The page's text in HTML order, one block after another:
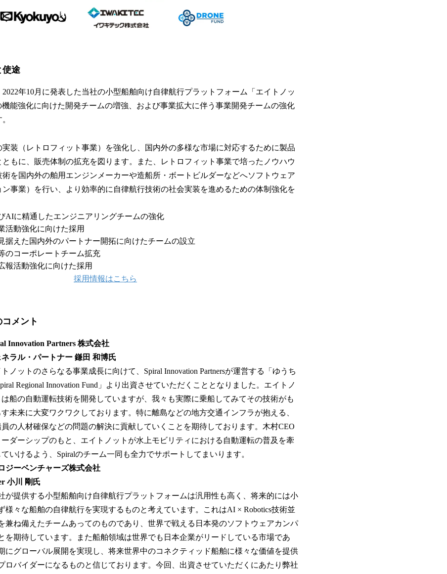
使途
年10月に発表した当社の小型船舶向け自律航行プラットフォーム「エイトノッ
機能強化に向けた開発チームの増強、および事業拡大に伴う事業開発チームの強化
実装（レトロフィット事業）を強化し、国内外の多様な市場に対応するために製品
もに、販売体制の拡充を図ります。また、レトロフィット事業で培ったノウハウ
術を国内外の舶用エンジンメーカーや造船所・ボートビルダーなどへソフトウェア
事業）を行い、より効率的に自律航行技術の社会実装を進めるための体制強化を
AIに精通したエンジニアリングチームの強化
活動強化に向けた採用
据えた国内外のパートナー開拓に向けたチームの設立
のコーポレートチーム拡充
報活動強化に向けた採用
採用情報はこちら
メント
Innovation Partners 株式会社
ネラル・パートナー 鎌田 和博氏
ノットのさらなる事業成長に向けて、Spiral Innovation Partnersが運営する「ゆうち
Regional Innovation Fund」より出資させていただくこととなりました。エイトノ
は船の自動運転技術を開発していますが、我々も実際に乗船してみてその技術がも
す未来に大変ワクワクしております。特に離島などの地方交通インフラが抱える、
の人材確保などの問題の解決に貢献していくことを期待しております。木村CEO
ダーシップのもと、エイトノットが水上モビリティにおける自動運転の普及を牽
いけるよう、Spiralのチーム一同も全力でサポートしてまいります。
ジーベンチャーズ株式会社
小川 剛氏
が提供する小型船舶向け自律航行プラットフォームは汎用性も高く、将来的には小
様々な船舶の自律航行を実現するものと考えています。これはAI × Robotics技術並
兼ね備えたチームあってのものであり、世界で戦える日本発のソフトウェアカンパ
を期待しています。また船舶領域は世界でも日本企業がリードしている市場であ
にグローバル展開を実現し、将来世界中のコネクティッド船舶に様々な価値を提供
ロバイダーになるものと信じております。今回、出資させていただくにあたり弊社